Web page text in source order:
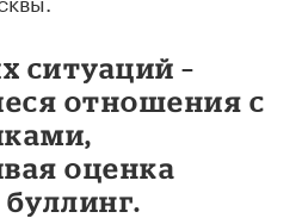
ситуаций –
отношения с
оценка